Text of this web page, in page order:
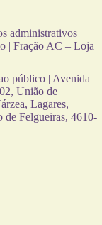
administrativos |
| Fração AC – Loja
público | Avenida
União de
Lagares,
de Felgueiras, 4610-